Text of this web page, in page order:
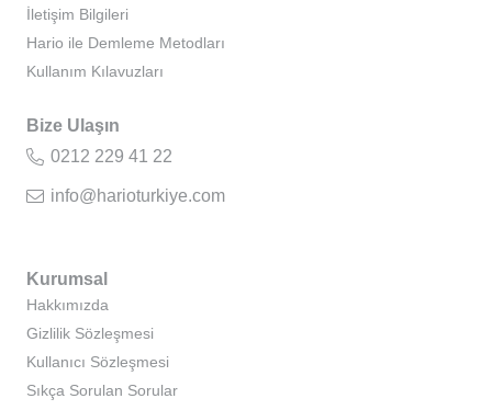
İletişim Bilgileri
Hario ile Demleme Metodları
Kullanım Kılavuzları
Bize Ulaşın
0212 229 41 22
info@harioturkiye.com
Kurumsal
Hakkımızda
Gizlilik Sözleşmesi
Kullanıcı Sözleşmesi
Sıkça Sorulan Sorular